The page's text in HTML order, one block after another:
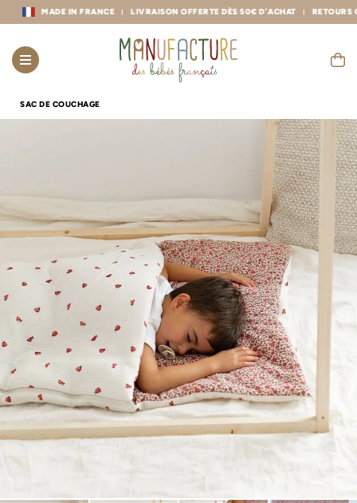
MADE IN FRANCE LIVRAISON OFFERTE DÈS 50€ D’ACHAT RETOURS
SAC DE COUCHAGE